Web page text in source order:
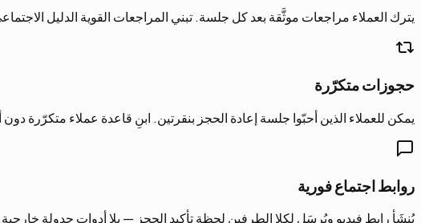
يترك العملاء مراجعات موثَّقة بعد كل جلسة. تبني المراجعات القوية الدليل
حجوزات متكرّرة
يمكن للعملاء الذين أحبّوا جلسة إعادة الحجز بنقرتين. ابنِ قاعدة عملاء متكرّرة
روابط اجتماع فورية
يُنشَأ رابط فيديو ويُرسَل لكلا الطرفين لحظة تأكيد الحجز — بلا أدوات جدولة